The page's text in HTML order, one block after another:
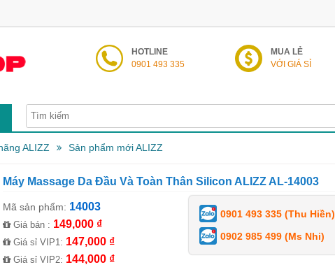
HOTLINE
0901 493 335
MUA LẺ
VỚI GIÁ SỈ
ALIZZ Sản phẩm mới ALIZZ
Máy Massage Da Đầu Và Toàn Thân Silicon ALIZZ AL-14003
Mã sản phẩm: 14003
Giá bán : 149,000 ₫
Giá sỉ VIP1: 147,000 ₫
Giá sỉ VIP2: 144,000 ₫
0901 493 335 (Thu Hiền)
0902 985 499 (Ms Nhi)